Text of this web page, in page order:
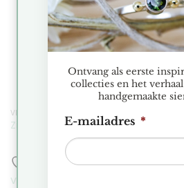
Toevoegen
aan
verlanglijst
VERKOCHT
Zilveren Ring Met Toermalijn
Toevoegen aan
verlanglijst
Ontvang als eerste
collecties en het
handgemaakte
E-mailadres *